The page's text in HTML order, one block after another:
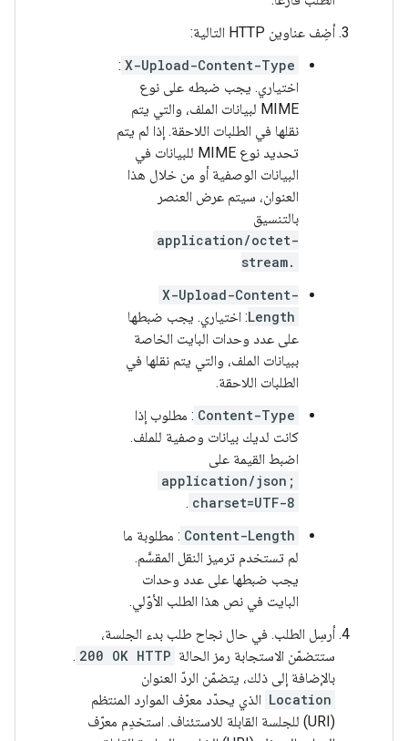
أضِف عناوين HTTP التالية:
X-Upload-Content-Type
:
اختياري. يجب ضبطه على نوع
MIME لبيانات الملف، والتي يتم
نقلها في الطلبات اللاحقة. إذا لم يتم
تحديد نوع MIME للبيانات في
البيانات الوصفية أو من خلال هذا
العنوان، سيتم عرض العنصر
بالتنسيق
application/octet-
stream.
X-Upload-Content-
Length: اختياري. يجب ضبطها
على عدد وحدات البايت الخاصة
ببيانات الملف، والتي يتم نقلها في
الطلبات اللاحقة.
Content-Type : مطلوب إذا
كانت لديك بيانات وصفية للملف.
اضبط القيمة على
application/json;
charset=UTF-8
.
Content-Length : مطلوبة ما
لم تستخدم ترميز النقل المقسَّم.
يجب ضبطها على عدد وحدات
البايت في نص هذا الطلب الأوّلي.
أرسِل الطلب. في حال نجاح طلب بدء الجلسة،
ستتضمّن الاستجابة رمز الحالة 200 OK HTTP
.
بالإضافة إلى ذلك، يتضمّن الردّ العنوان
Location الذي يحدّد معرّف الموارد المنتظم
(URI) للجلسة القابلة للاستئناف. استخدِم معرّف